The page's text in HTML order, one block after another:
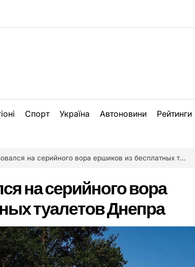
Спорт Україна Автоновини Рейтинги
на серийного вора ершиков из бесплатных туалетов Днепра
на серийного вора
туалетов Днепра